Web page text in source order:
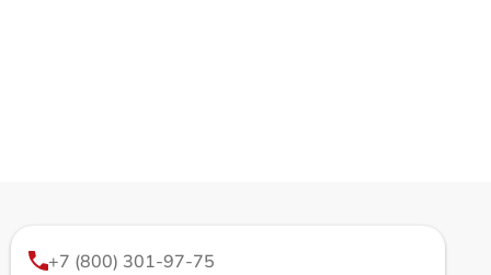
+7 (800) 301-97-75